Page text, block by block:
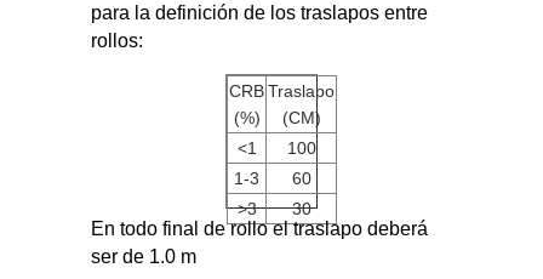
para la definición de los traslapos entre
rollos:
CRB
(%)
Traslapo
(CM)
<1
100
1-3
60
>3
30
En todo final de rollo el traslapo deberá
ser de 1.0 m